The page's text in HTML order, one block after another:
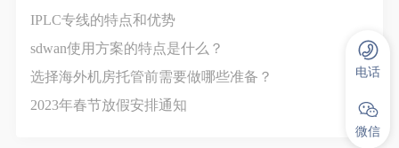
IPLC专线的特点和优势
sdwan使用方案的特点是什么？
选择海外机房托管前需要做哪些准备？
2023年春节放假安排通知
电话
微信